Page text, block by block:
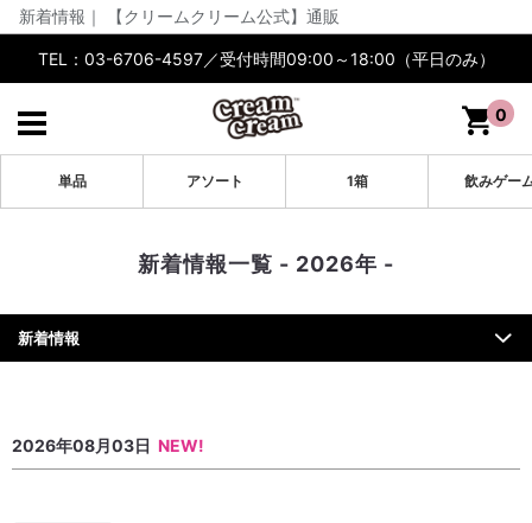
新着情報｜ 【クリームクリーム公式】通販
TEL：03-6706-4597／受付時間09:00～18:00（平日のみ）
0
単品 アソート 1箱 飲みゲー
新着情報一覧 - 2026年 -
新着情報
2026年08月03日 NEW!